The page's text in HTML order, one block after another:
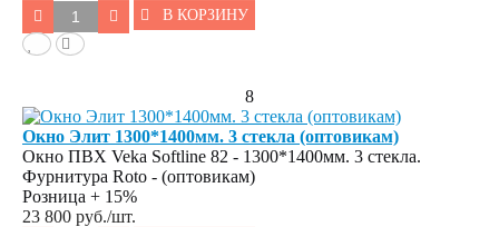
В КОРЗИНУ
8
Окно Элит 1300*1400мм. 3 стекла (оптовикам)
Окно ПВХ Veka Softline 82 - 1300*1400мм. 3 стекла.
Фурнитура Roto - (оптовикам)
Розница + 15%
23 800 руб./шт.